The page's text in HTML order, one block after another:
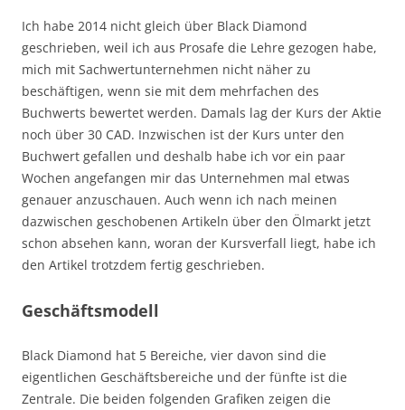
Ich habe 2014 nicht gleich über Black Diamond
geschrieben, weil ich aus Prosafe die Lehre gezogen habe,
mich mit Sachwertunternehmen nicht näher zu
beschäftigen, wenn sie mit dem mehrfachen des
Buchwerts bewertet werden. Damals lag der Kurs der Aktie
noch über 30 CAD. Inzwischen ist der Kurs unter den
Buchwert gefallen und deshalb habe ich vor ein paar
Wochen angefangen mir das Unternehmen mal etwas
genauer anzuschauen. Auch wenn ich nach meinen
dazwischen geschobenen Artikeln über den Ölmarkt jetzt
schon absehen kann, woran der Kursverfall liegt, habe ich
den Artikel trotzdem fertig geschrieben.
Geschäftsmodell
Black Diamond hat 5 Bereiche, vier davon sind die
eigentlichen Geschäftsbereiche und der fünfte ist die
Zentrale. Die beiden folgenden Grafiken zeigen die